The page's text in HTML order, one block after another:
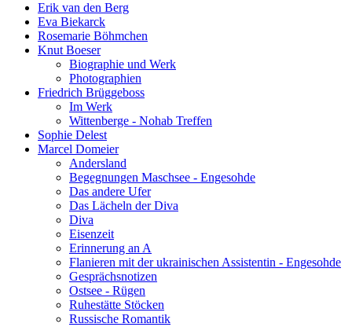
Erik van den Berg
Eva Biekarck
Rosemarie Böhmchen
Knut Boeser
Biographie und Werk
Photographien
Friedrich Brüggeboss
Im Werk
Wittenberge - Nohab Treffen
Sophie Delest
Marcel Domeier
Andersland
Begegnungen Maschsee - Engesohde
Das andere Ufer
Das Lächeln der Diva
Diva
Eisenzeit
Erinnerung an A
Flanieren mit der ukrainischen Assistentin - Engesohde
Gesprächsnotizen
Ostsee - Rügen
Ruhestätte Stöcken
Russische Romantik